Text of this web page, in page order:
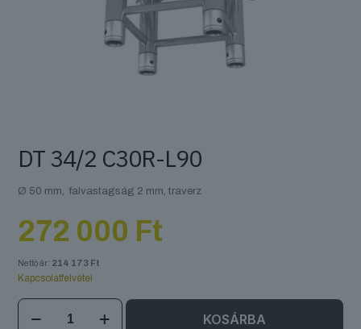
DT 34/2 C30R-L90
Ø 50 mm, falvastagság 2 mm, traverz
272 000 Ft
Nettó ár: 214 173 Ft
Kapcsolatfelvétel
DT
34/2
KOSÁRBA